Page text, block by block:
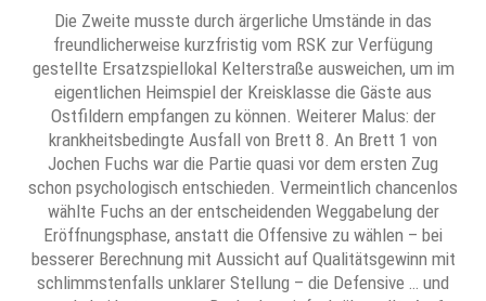
Die Zweite musste durch ärgerliche Umstände in das
freundlicherweise kurzfristig vom RSK zur Verfügung
gestellte Ersatzspiellokal Kelterstraße ausweichen, um im
eigentlichen Heimspiel der Kreisklasse die Gäste aus
Ostfildern empfangen zu können. Weiterer Malus: der
krankheitsbedingte Ausfall von Brett 8. An Brett 1 von
Jochen Fuchs war die Partie quasi vor dem ersten Zug
schon psychologisch entschieden. Vermeintlich chancenlos
wählte Fuchs an der entscheidenden Weggabelung der
Eröffnungsphase, anstatt die Offensive zu wählen – bei
besserer Berechnung mit Aussicht auf Qualitätsgewinn mit
schlimmstenfalls unklarer Stellung – die Defensive … und